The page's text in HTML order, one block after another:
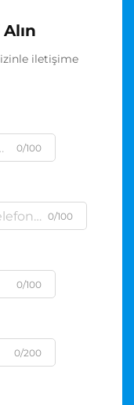
iletişime
0/100
0/100
0/100
0/200